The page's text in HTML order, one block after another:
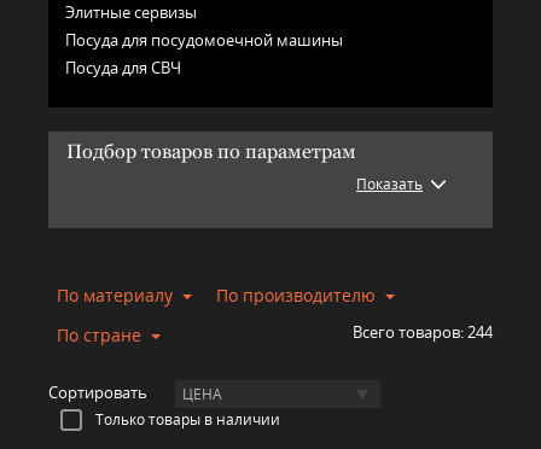
Элитные сервизы
Посуда для посудомоечной машины
Посуда для СВЧ
Подбор товаров по параметрам
Показать
По материалу
По производителю
По стране
Всего товаров:244
Сортировать ЦЕНА
Только товары в наличии